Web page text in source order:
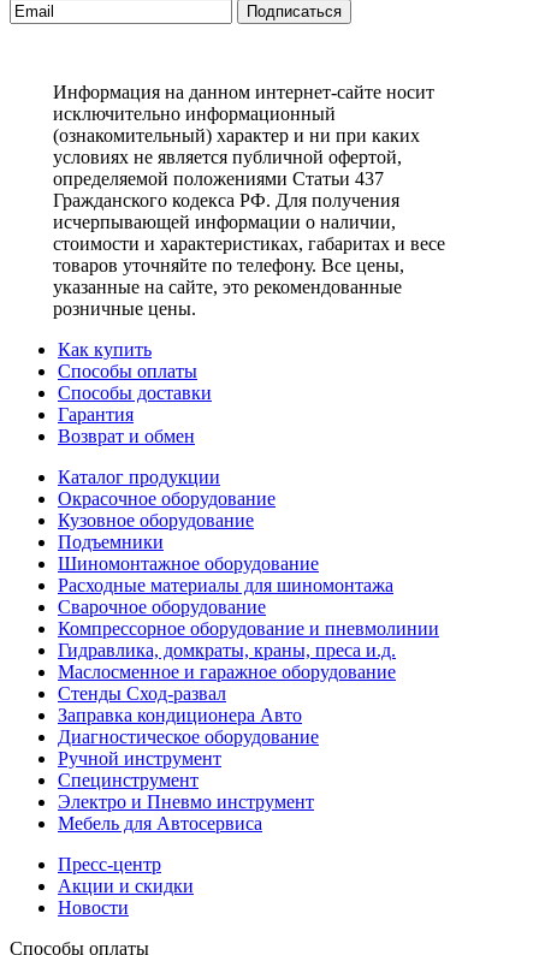
Подписаться
Информация на данном интернет-сайте носит
исключительно информационный
(ознакомительный) характер и ни при каких
условиях не является публичной офертой,
определяемой положениями Статьи 437
Гражданского кодекса РФ. Для получения
исчерпывающей информации о наличии,
стоимости и характеристиках, габаритах и весе
товаров уточняйте по телефону. Все цены,
указанные на сайте, это рекомендованные
розничные цены.
Как купить
Способы оплаты
Способы доставки
Гарантия
Возврат и обмен
Каталог продукции
Окрасочное оборудование
Кузовное оборудование
Подъемники
Шиномонтажное оборудование
Расходные материалы для шиномонтажа
Сварочное оборудование
Компрессорное оборудование и пневмолинии
Гидравлика, домкраты, краны, преса и.д.
Маслосменное и гаражное оборудование
Стенды Сход-развал
Заправка кондиционера Авто
Диагностическое оборудование
Ручной инструмент
Специнструмент
Электро и Пневмо инструмент
Мебель для Автосервиса
Пресс-центр
Акции и скидки
Новости
Способы оплаты